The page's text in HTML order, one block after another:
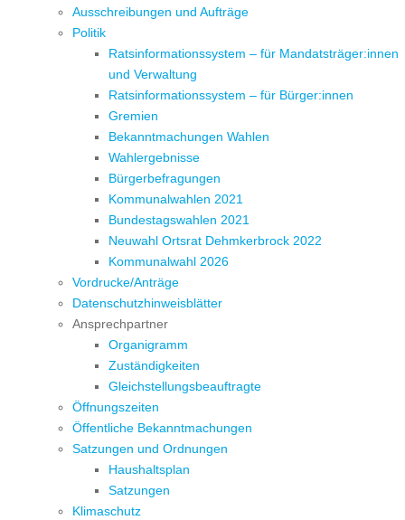
Ausschreibungen und Aufträge
Politik
Ratsinformationssystem – für Mandatsträger:innen
und Verwaltung
Ratsinformationssystem – für Bürger:innen
Gremien
Bekanntmachungen Wahlen
Wahlergebnisse
Bürgerbefragungen
Kommunalwahlen 2021
Bundestagswahlen 2021
Neuwahl Ortsrat Dehmkerbrock 2022
Kommunalwahl 2026
Vordrucke/Anträge
Datenschutzhinweisblätter
Ansprechpartner
Organigramm
Zuständigkeiten
Gleichstellungsbeauftragte
Öffnungszeiten
Öffentliche Bekanntmachungen
Satzungen und Ordnungen
Haushaltsplan
Satzungen
Klimaschutz